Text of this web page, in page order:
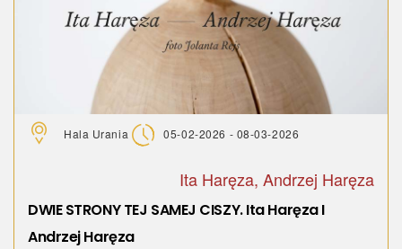
Hala Urania 05-02-2026 - 08-03-2026
Ita Haręza, Andrzej Haręza
DWIE STRONY TEJ SAMEJ CISZY. Ita Haręza I
Andrzej Haręza